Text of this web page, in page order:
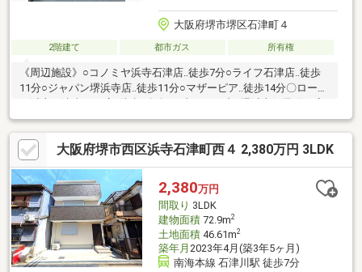
大阪府堺市堺区石津町４
2階建て 都市ガス 所有権
《周辺施設》○コノミヤ浜寺石津店‥徒歩7分○ライフ石津店‥徒歩
11分○ジャパン堺浜寺店‥徒歩11分○マザーピア‥徒歩14分〇ローソ
徒歩7分●神石小学校‥徒歩6分●旭中学校‥徒歩24分はじめての家探
しの方一度は探したけど決まらなかったという方もまずは当社グ
ローバル不動産販売にご相談下さい。経験豊富な不動産のプロが
貴方にぴったりの不動産をお探しします予算のご相談はもちろ
ん、不動産購入にまつわる全てをおまかせください。丁寧でわか
りやすい説明で、安心の不動産購入をお約束いたします。
大阪府堺市西区浜寺石津町西４ 2,380万円 3LDK
2,380万円
間取り 3LDK
建物面積72.9m2
土地面積46.61m2
築年月 2023年4月(築3年5ヶ月)
南海本線 石津川駅 徒歩7分